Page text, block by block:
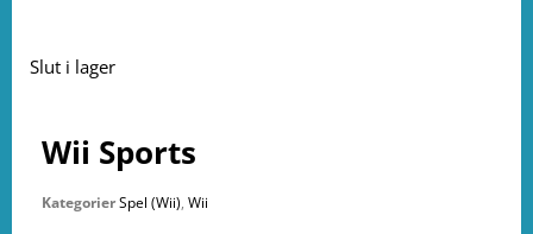
Slut i lager
Wii Sports
KategorierSpel (Wii), Wii